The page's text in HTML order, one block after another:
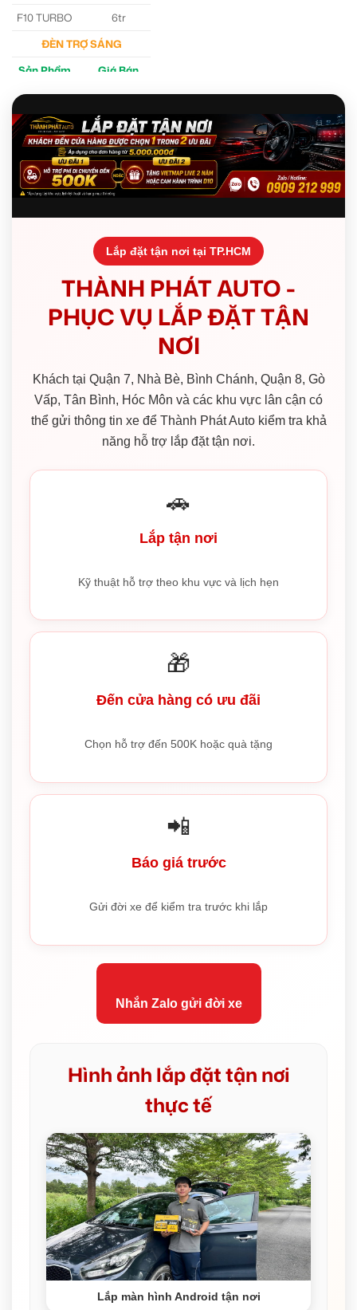
F10 TURBO
6tr
ĐÈN TRỢ SÁNG
Sản Phẩm
Giá Bán
M30 Ultra
4tr5
Aozoom EX3
5tr
Lắp đặt tận nơi tại TP.HCM
THÀNH PHÁT AUTO -
PHỤC VỤ LẮP ĐẶT TẬN
NƠI
Khách tại Quận 7, Nhà Bè, Bình Chánh, Quận 8, Gò
Vấp, Tân Bình, Hóc Môn và các khu vực lân cận có
thể gửi thông tin xe để Thành Phát Auto kiểm tra khả
năng hỗ trợ lắp đặt tận nơi.
🚗
Lắp tận nơi
Kỹ thuật hỗ trợ theo khu vực và lịch hẹn
🎁
Đến cửa hàng có ưu đãi
Chọn hỗ trợ đến 500K hoặc quà tặng
📲
Báo giá trước
Gửi đời xe để kiểm tra trước khi lắp
Nhắn Zalo gửi đời xe
Hình ảnh lắp đặt tận nơi
thực tế
Lắp màn hình Android tận nơi